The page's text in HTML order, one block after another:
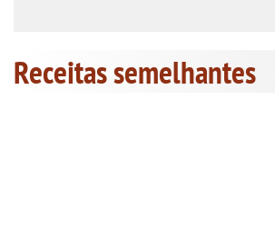
Receitas semelhantes